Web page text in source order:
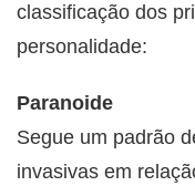
classificação dos
personalidade:
Paranoide
Segue um padrão
invasivas em